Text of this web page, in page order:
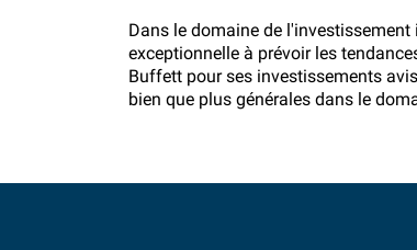
Dans le domaine de
exceptionnelle à prévoir les
Buffett pour ses investissements
bien que plus générales dans le